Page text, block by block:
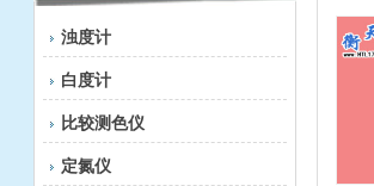
浊度计
白度计
比较测色仪
定氮仪